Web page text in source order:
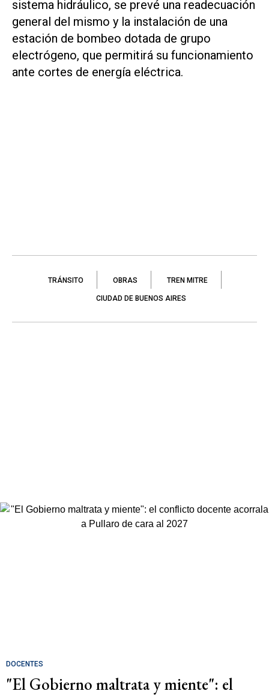
sistema hidráulico, se prevé una readecuación
general del mismo y la instalación de una
estación de bombeo dotada de grupo
electrógeno, que permitirá su funcionamiento
ante cortes de energía eléctrica.
TRÁNSITO OBRAS TREN MITRE
CIUDAD DE BUENOS AIRES
DOCENTES
"El Gobierno maltrata y miente": el